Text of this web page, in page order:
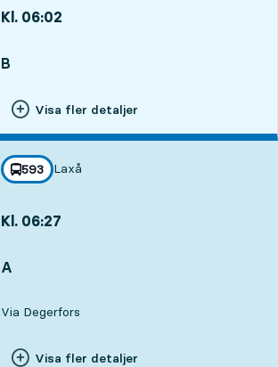
Kl. 06:02
B
Visa fler detaljer
linje
593
mot
Laxå
,
Kl. 06:27
A
Via Degerfors
Visa fler detaljer